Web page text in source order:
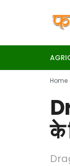
Home
के